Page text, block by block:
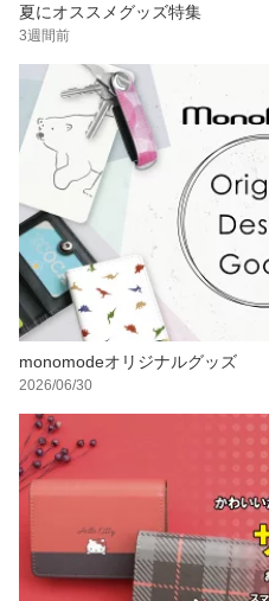
夏にオススメグッズ特集
3週間前
monomodeオリジナルグッズ
2026/06/30